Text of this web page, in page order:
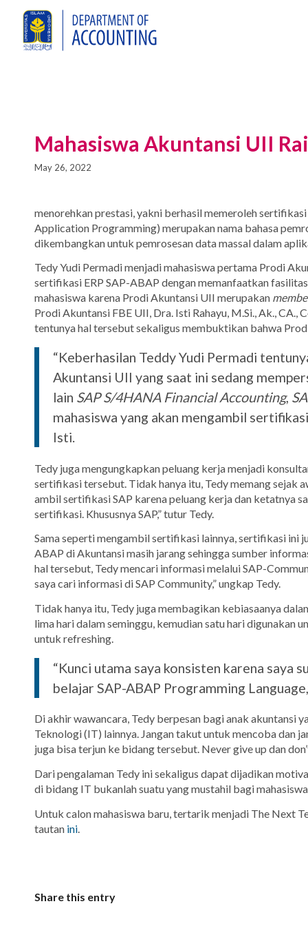
Mahasiswa Akuntansi UII
May 26, 2022
menorehkan prestasi, yakni berhasil memeroleh
Application Programming) merupakan nama bahasa
dikembangkan untuk pemrosesan data massal dalam
Tedy Yudi Permadi menjadi mahasiswa pertama Prodi
sertifikasi ERP SAP-ABAP dengan memanfaatkan
mahasiswa karena Prodi Akuntansi UII merupakan
Prodi Akuntansi FBE UII, Dra. Isti Rahayu, M.Si., Ak.,
tentunya hal tersebut sekaligus membuktikan bahwa
“Keberhasilan Teddy Yudi Permadi
Akuntansi UII yang saat ini sedang
lain SAP S/4HANA Financial Accounting,
mahasiswa yang akan mengambil sertifikasi
Isti.
Tedy juga mengungkapkan peluang kerja menjadi
sertifikasi tersebut. Tidak hanya itu, Tedy memang sejak
ambil sertifikasi SAP karena peluang kerja dan ketatnya
sertifikasi. Khususnya SAP,” tutur Tedy.
Sama seperti mengambil sertifikasi lainnya, sertifikasi ini
ABAP di Akuntansi masih jarang sehingga sumber
hal tersebut, Tedy mencari informasi melalui SAP-
saya cari informasi di SAP Community,” ungkap Tedy.
Tidak hanya itu, Tedy juga membagikan kebiasaanya
lima hari dalam seminggu, kemudian satu hari digunakan
untuk refreshing.
“Kunci utama saya konsisten karena saya
belajar SAP-ABAP Programming
Di akhir wawancara, Tedy berpesan bagi anak akuntansi
Teknologi (IT) lainnya. Jangan takut untuk mencoba dan
juga bisa terjun ke bidang tersebut. Never give up dan
Dari pengalaman Tedy ini sekaligus dapat dijadikan
di bidang IT bukanlah suatu yang mustahil bagi
Untuk calon mahasiswa baru, tertarik menjadi The Next
tautan ini
Share this entry